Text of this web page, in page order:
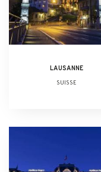
LAUSANNE
SUISSE